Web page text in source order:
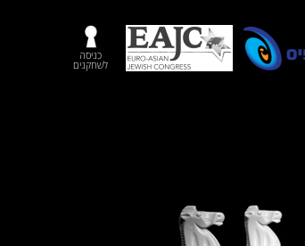
כניסה
לשחקנים